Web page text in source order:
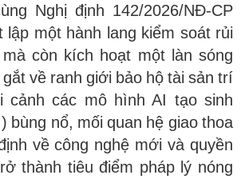
Nghị định 142/2026/NĐ-CP
lập một hành lang kiểm soát rủi
còn kích hoạt một làn sóng
về ranh giới bảo hộ tài sản trí
cảnh các mô hình AI tạo sinh
bùng nổ, mối quan hệ giao thoa
về công nghệ mới và quyền
thành tiêu điểm pháp lý nóng